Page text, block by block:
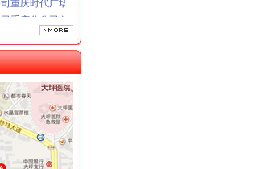
重庆分公司 渝中 （工商注册）
公司 渝中650万 （注册）
公司
公司 渝高100万 （工商注册）
公司 渝高 （工商注册）
公司 渝九50万 （进出口权）
渝南100万 （进出口权）
公司 渝中10万 （工商注册）
工程有限公司渝中分公司 （工商注册）
实加食品安全监管
市渝中区代办营业执照场监管保护春耕播种